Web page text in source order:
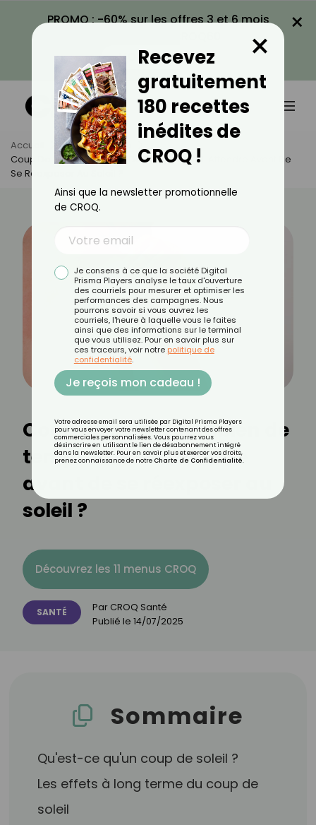
PROMO : -60% sur les offres 3 et 6 mois
VOIR LA PROMO
×
Accueil Actus
Santé
Coup De Soleil : Combien De Temps Faut-Il Attendre Avant De
Se Réexposer Au Soleil ?
Coup de soleil : combien de
temps faut-il attendre
avant de se réexposer au
soleil ?
Découvrez les 11 menus CROQ
SANTÉ Par CROQ Santé
Publié le 14/07/2025
Sommaire
Qu'est-ce qu'un coup de soleil ?
Les effets à long terme du coup de
soleil
Recevez
gratuitement
180 recettes
inédites de
CROQ !
×
Ainsi que la newsletter promotionnelle
de CROQ.
Je consens à ce que la société Digital
Prisma Players analyse le taux d'ouverture
des courriels pour mesurer et optimiser les
performances des campagnes. Nous
pourrons savoir si vous ouvrez les
courriels, l'heure à laquelle vous le faites
ainsi que des informations sur le terminal
que vous utilisez. Pour en savoir plus sur
ces traceurs, voir notre politique de
confidentialité.
Je reçois mon cadeau !
Votre adresse email sera utilisée par Digital Prisma Players
pour vous envoyer votre newsletter contenant des offres
commerciales personnalisées. Vous pourrez vous
désinscrire en utilisant le lien de désabonnement intégré
dans la newsletter. Pour en savoir plus et exercer vos droits,
prenez connaissance de notre Charte de Confidentialité.